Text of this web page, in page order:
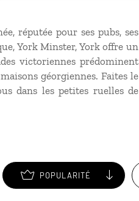
réputée pour ses pubs, ses
York Minster, York offre un
victoriennes prédominent
géorgiennes. Faites le
dans les petites ruelles de
POPULARITÉ